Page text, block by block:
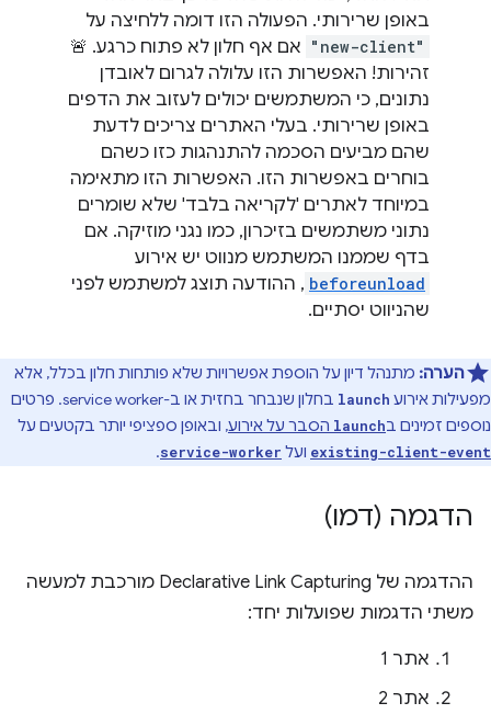
באופן שרירותי. הפעולה הזו דומה ללחיצה על
"new-client" אם אף חלון לא פתוח כרגע. 🚨
זהירות! האפשרות הזו עלולה לגרום לאובדן
נתונים, כי המשתמשים יכולים לעזוב את הדפים
באופן שרירותי. בעלי האתרים צריכים לדעת
שהם מביעים הסכמה להתנהגות כזו כשהם
בוחרים באפשרות הזו. האפשרות הזו מתאימה
במיוחד לאתרים 'לקריאה בלבד' שלא שומרים
נתוני משתמשים בזיכרון, כמו נגני מוזיקה. אם
בדף שממנו המשתמש מנווט יש אירוע
beforeunload , ההודעה תוצג למשתמש לפני
שהניווט יסתיים.
הערה: מתנהל דיון על הוספת אפשרויות שלא פותחות חלון בכלל, אלא
מפעילות אירוע launch
בחלון שנבחר בחזית או ב-service worker. פרטים
נוספים זמינים בlaunch הסבר על אירוע, ובאופן ספציפי יותר בקטעים על
existing-client-event ועל service-worker
.
הדגמה (דמו)
ההדגמה של Declarative Link Capturing מורכבת למעשה
משתי הדגמות שפועלות יחד:
אתר 1
אתר 2